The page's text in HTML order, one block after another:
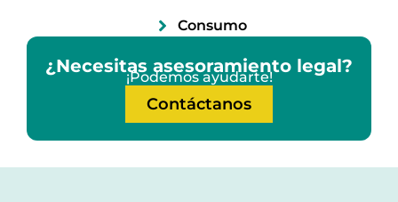
Consumo
¿Necesitas asesoramiento legal?
¡Podemos ayudarte!
Contáctanos